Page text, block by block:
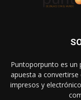
Puntoporpunto es un
apuesta a
impresos y